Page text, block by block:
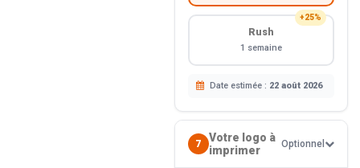
+25%
Rush
1 semaine
Date estimée : 22 août 2026
7
Votre logo à
imprimer
Optionnel